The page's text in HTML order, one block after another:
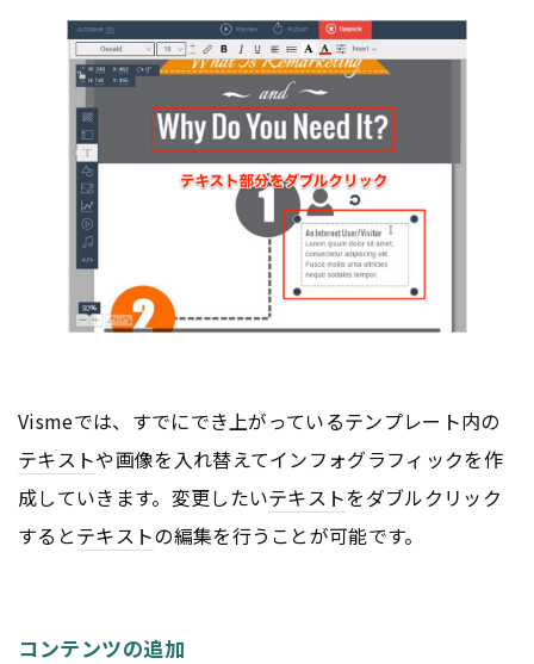
Vismeでは、すでにでき上がっているテンプレート内の
テキストや画像を入れ替えてインフォグラフィックを作
成していきます。変更したいテキストをダブルクリック
するとテキストの編集を行うことが可能です。
コンテンツの追加